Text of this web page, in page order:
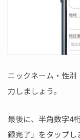
ニックネーム・性
力しましょう。
最後に、半角数字4
録完了」をタップし